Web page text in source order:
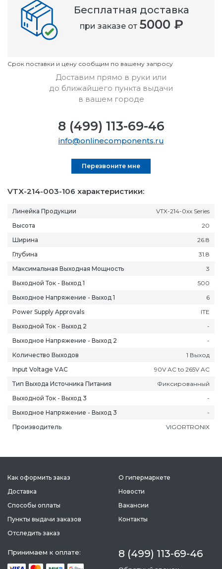
Номенклатурный номер
OC2401031
Cрок поставки и цену сообщим по вашему запросу
VTX-214-003-106 характеристики:
Линейка Продукции
VTX-214-0xx Series
Высота
20
Ширина
26.8
Глубина
31.8
Максимальная Выходная Мощность
3
Выходной Ток - Выход 1
500
Выходное Напряжение - Выход 1
6
Power Supply Approvals
ITE
Выходной Ток - Выход 2
-
Выходное Напряжение - Выход 2
-
Количество Выходов
1 Выход
Input Voltage VAC
90V AC to 265V AC
Тип Выхода Источника Питания
Фиксированный
Выходной Ток - Выход 3
-
Выходное Напряжение - Выход 3
-
Производитель
VIGORTRONIX
Бесплатная доставка
при заказе от 5000 ₽
Доставим прямо в руки или
до ближайшего пункта выдачи
в вашем городе
8 (499) 113-69-46
info@onlinecomponents.ru
Перезвоните мне
Как оформить заказ
Доставка
Способы оплаты
Пункты выдачи заказов
Отследить заказ
О гипермаркете
Новости
Вакансии
Контакты
Принимаем к оплате: 8 (499) 113-69-46